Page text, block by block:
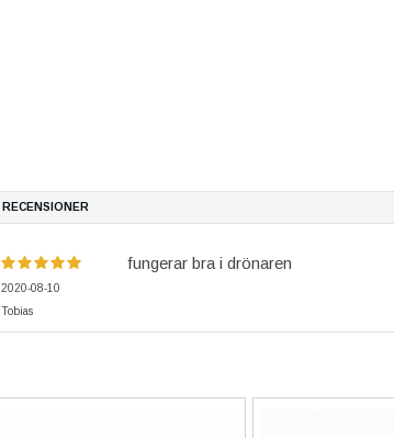
RECENSIONER
2020-08-10
Tobias
fungerar bra i drönaren